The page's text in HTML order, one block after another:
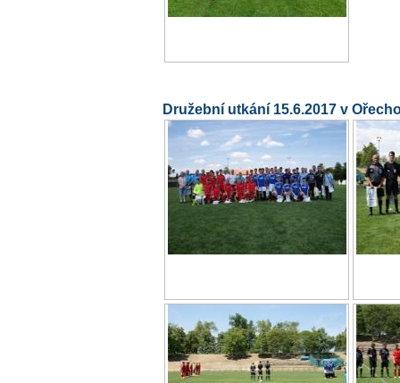
Družební utkání 15.6.2017 v